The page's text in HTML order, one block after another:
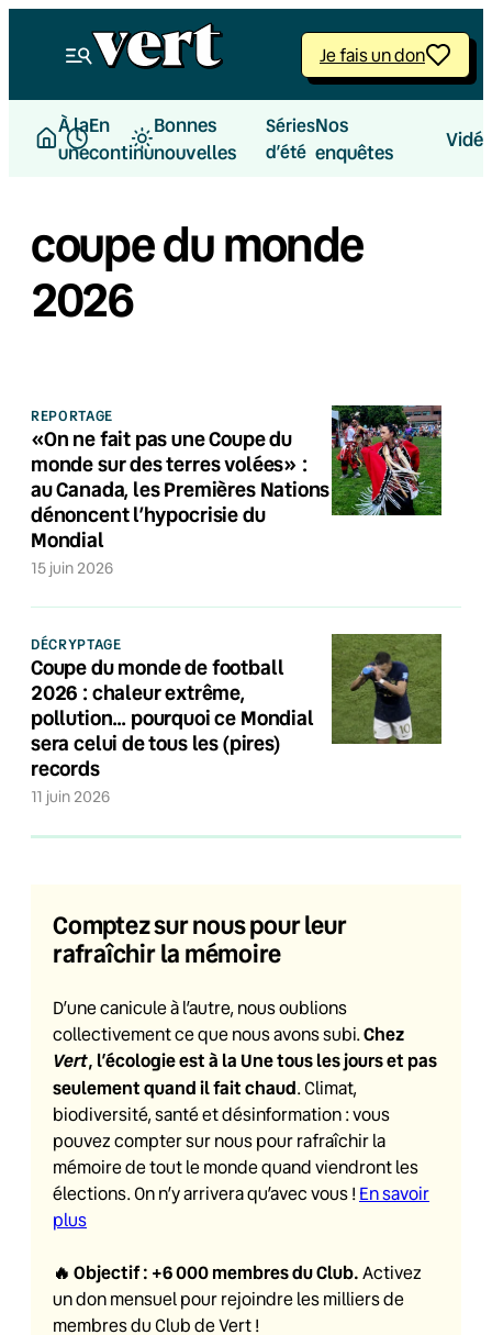
Je fais un don
À la
une
En
continu
Bonnes
nouvelles
Séries
d’été
Nos
enquêtes
coupe du monde
2026
REPORTAGE
«On ne fait pas une Coupe du
monde sur des terres volées» :
au Canada, les Premières Nations
dénoncent l’hypocrisie du
Mondial
15 juin 2026
DÉCRYPTAGE
Coupe du monde de football
2026 : chaleur extrême,
pollution… pourquoi ce Mondial
sera celui de tous les (pires)
records
11 juin 2026
Comptez sur nous pour leur
rafraîchir la mémoire
D’une canicule à l’autre, nous oublions
collectivement ce que nous avons subi.Chez
Vert, l’écologie est à la Une tous les jours et pas
seulement quand il fait chaud. Climat,
biodiversité, santé et désinformation : vous
pouvez compter sur nous pour rafraîchir la
mémoire de tout le monde quand viendront les
élections. On n’y arrivera qu’avec vous ! En savoir
plus
🔥 Objectif : +6 000 membres du Club. Activez
un don mensuel pour rejoindre les milliers de
membres du Club de Vert !